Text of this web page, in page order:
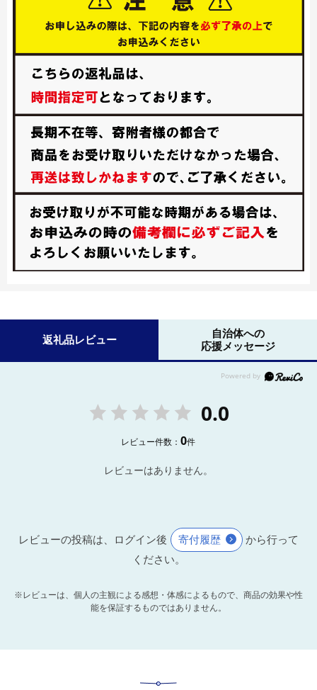
返礼品レビュー
自治体への
応援メッセージ
0.0
レビュー件数：0件
レビューはありません。
レビューの投稿は、ログイン後 寄付履歴
から行って
ください。
※レビューは、個人の主観による感想・体感によるもので、商品の効果や性
能を保証するものではありません。